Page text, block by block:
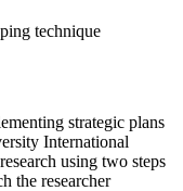
technique
strategic plans
International
using two steps
the researcher